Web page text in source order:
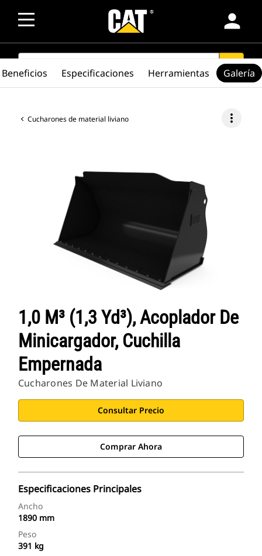
person
SEARCH search
Cucharones de material liviano more_vert
1,0 M³ (1,3 Yd³), Acoplador De
Minicargador, Cuchilla
Empernada
Cucharones De Material Liviano
Consultar Precio
Comprar Ahora
Especificaciones Principales
Ancho
1890 mm
Peso
391 kg
Beneficios Especificaciones Herramientas Galería